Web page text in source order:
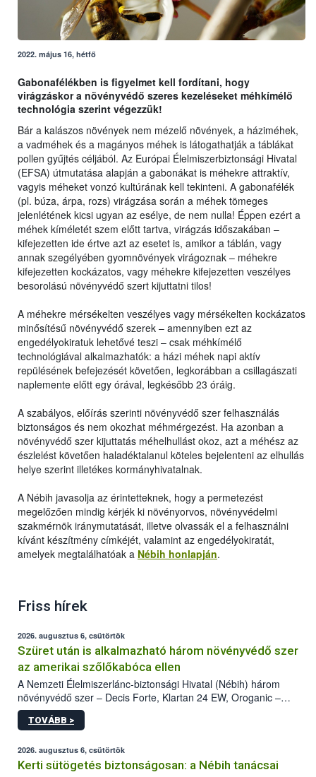
2022. május 16, hétfő
Gabonafélékben is figyelmet kell fordítani, hogy
virágzáskor a növényvédő szeres kezeléseket méhkímélő
technológia szerint végezzük!
Bár a kalászos növények nem mézelő növények, a háziméhek,
a vadméhek és a magányos méhek is látogathatják a táblákat
pollen gyűjtés céljából. Az Európai Élelmiszerbiztonsági Hivatal
(EFSA) útmutatása alapján a gabonákat is méhekre attraktív,
vagyis méheket vonzó kultúrának kell tekinteni. A gabonafélék
(pl. búza, árpa, rozs) virágzása során a méhek tömeges
jelenlétének kicsi ugyan az esélye, de nem nulla! Éppen ezért a
méhek kíméletét szem előtt tartva, virágzás időszakában –
kifejezetten ide értve azt az esetet is, amikor a táblán, vagy
annak szegélyében gyomnövények virágoznak – méhekre
kifejezetten kockázatos, vagy méhekre kifejezetten veszélyes
besorolású növényvédő szert kijuttatni tilos!
A méhekre mérsékelten veszélyes vagy mérsékelten kockázatos
minősítésű növényvédő szerek – amennyiben ezt az
engedélyokiratuk lehetővé teszi – csak méhkímélő
technológiával alkalmazhatók: a házi méhek napi aktív
repülésének befejezését követően, legkorábban a csillagászati
naplemente előtt egy órával, legkésőbb 23 óráig.
A szabályos, előírás szerinti növényvédő szer felhasználás
biztonságos és nem okozhat méhmérgezést. Ha azonban a
növényvédő szer kijuttatás méhelhullást okoz, azt a méhész az
észlelést követően haladéktalanul köteles bejelenteni az elhullás
helye szerint illetékes kormányhivatalnak.
A Nébih javasolja az érintetteknek, hogy a permetezést
megelőzően mindig kérjék ki növényorvos, növényvédelmi
szakmérnök iránymutatását, illetve olvassák el a felhasználni
kívánt készítmény címkéjét, valamint az engedélyokiratát,
amelyek megtalálhatóak a Nébih honlapján.
Friss hírek
2026. augusztus 6, csütörtök
Szüret után is alkalmazható három növényvédő szer
az amerikai szőlőkabóca ellen
A Nemzeti Élelmiszerlánc-biztonsági Hivatal (Nébih) három
növényvédő szer – Decis Forte, Klartan 24 EW, Oroganic –
engedélyokiratát módosította, így azok a szüretet követően,
egészen a vesszőérettség (BBCH 91) stádiumáig
érésű szőlőkben is legyen lehetőség a károsító elleni további
védekezésre. Az Oroganic készítmény kis kiszerelésben kiskerti
TOVÁBB >
2026. augusztus 6, csütörtök
Kerti sütögetés biztonságosan: a Nébih tanácsai